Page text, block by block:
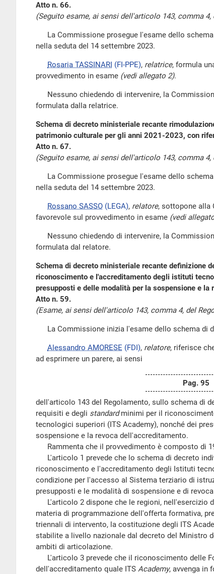
Atto n. 66.
(Seguito esame, ai sensi dell'articolo 143, comma
La Commissione prosegue l'esame dello
nella seduta del 14 settembre 2023.
Rosaria TASSINARI (FI-PPE), relatrice, formula
provvedimento in esame (vedi allegato 2).
Nessuno chiedendo di intervenire, la
formulata dalla relatrice.
Schema di decreto ministeriale recante
patrimonio culturale per gli anni 2021-2023, con
Atto n. 67.
(Seguito esame, ai sensi dell'articolo 143, comma
La Commissione prosegue l'esame dello
nella seduta del 14 settembre 2023.
Rossano SASSO (LEGA), relatore, sottopone alla
favorevole sul provvedimento in esame (vedi
Nessuno chiedendo di intervenire, la
formulata dal relatore.
Schema di decreto ministeriale recante definizione
riconoscimento e l'accreditamento degli istituti
presupposti e delle modalità per la sospensione e la
Atto n. 59.
(Esame, ai sensi dell'articolo 143, comma 4, del
La Commissione inizia l'esame dello schema di
Alessandro AMORESE (FDI), relatore, riferisce
ad esprimere un parere, ai sensi
Pag. 95
dell'articolo 143 del Regolamento, sullo schema di
requisiti e degli standardminimi per il
tecnologici superiori (ITS Academy), nonché dei
sospensione e la revoca dell'accreditamento.
Rammenta che il provvedimento è composto di
L'articolo 1 prevede che lo schema di decreto
riconoscimento e l'accreditamento degli Istituti
condizione per l'accesso al Sistema terziario di
presupposti e le modalità di sospensione e di
L'articolo 2 dispone che le regioni, nell'esercizio
materia di programmazione dell'offerta formativa,
triennali di intervento, la costituzione degli ITS
stabilite a livello nazionale dal decreto del Ministro
ambiti di articolazione.
L'articolo 3 prevede che il riconoscimento delle
dell'accreditamento quale ITS Academy, avvenga in